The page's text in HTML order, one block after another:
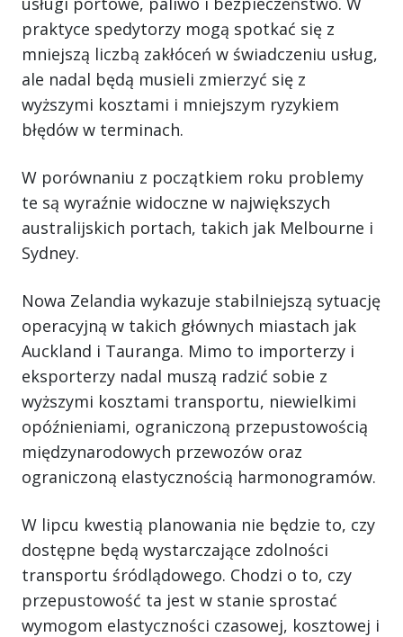
praktyce spedytorzy mogą spotkać się z
mniejszą liczbą zakłóceń w świadczeniu usług,
ale nadal będą musieli zmierzyć się z
wyższymi kosztami i mniejszym ryzykiem
błędów w terminach.
W porównaniu z początkiem roku problemy
te są wyraźnie widoczne w największych
australijskich portach, takich jak Melbourne i
Sydney.
Nowa Zelandia wykazuje stabilniejszą sytuację
operacyjną w takich głównych miastach jak
Auckland i Tauranga. Mimo to importerzy i
eksporterzy nadal muszą radzić sobie z
wyższymi kosztami transportu, niewielkimi
opóźnieniami, ograniczoną przepustowością
międzynarodowych przewozów oraz
ograniczoną elastycznością harmonogramów.
W lipcu kwestią planowania nie będzie to, czy
dostępne będą wystarczające zdolności
transportu śródlądowego. Chodzi o to, czy
przepustowość ta jest w stanie sprostać
wymogom elastyczności czasowej, kosztowej i